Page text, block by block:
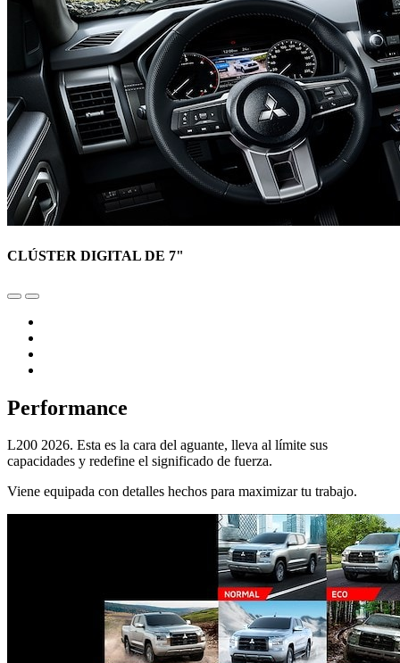
CLÚSTER DIGITAL DE 7"
Performance
L200 2026. Esta es la cara del aguante, lleva al límite sus
capacidades y redefine el significado de fuerza.
Viene equipada con detalles hechos para maximizar tu trabajo.